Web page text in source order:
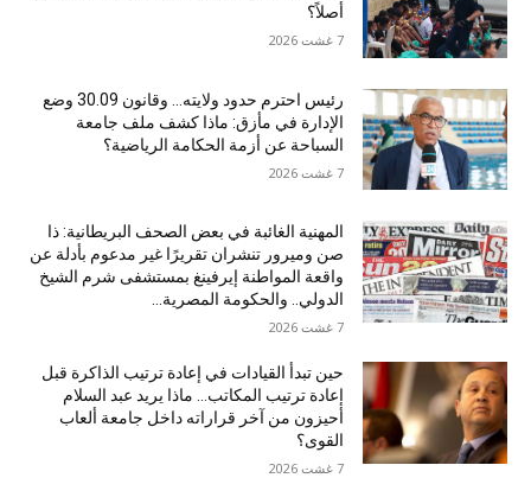
أصلاً؟
7 غشت 2026
رئيس احترم حدود ولايته… وقانون 30.09 وضع
الإدارة في مأزق: ماذا كشف ملف جامعة
السباحة عن أزمة الحكامة الرياضية؟
7 غشت 2026
المهنية الغائبة في بعض الصحف البريطانية: ذا
صن وميرور تنشران تقريرًا غير مدعوم بأدلة عن
واقعة المواطنة إيرفينغ بمستشفى شرم الشيخ
الدولي.. والحكومة المصرية...
7 غشت 2026
حين تبدأ القيادات في إعادة ترتيب الذاكرة قبل
إعادة ترتيب المكاتب… ماذا يريد عبد السلام
أحيزون من آخر قراراته داخل جامعة ألعاب
القوى؟
7 غشت 2026